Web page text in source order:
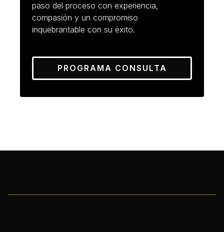
paso del proceso con experiencia,
compasión y un compromiso
inquebrantable con su éxito.
PROGRAMA CONSULTA